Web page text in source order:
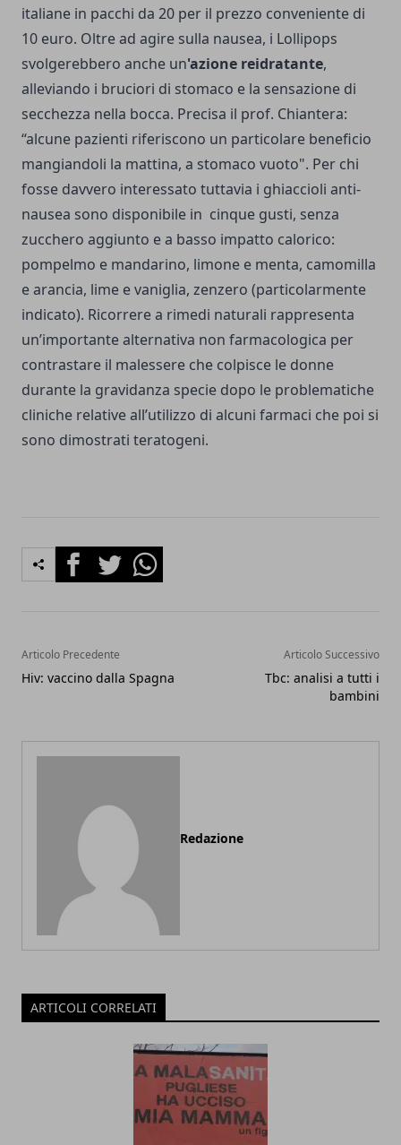
italiane in pacchi da 20 per il prezzo conveniente di
10 euro. Oltre ad agire sulla nausea, i Lollipops
svolgerebbero anche un'azione reidratante,
alleviando i bruciori di stomaco e la sensazione di
secchezza nella bocca. Precisa il prof. Chiantera:
“alcune pazienti riferiscono un particolare beneficio
mangiandoli la mattina, a stomaco vuoto". Per chi
fosse davvero interessato tuttavia i ghiaccioli anti-
nausea sono disponibile in cinque gusti, senza
zucchero aggiunto e a basso impatto calorico:
pompelmo e mandarino, limone e menta, camomilla
e arancia, lime e vaniglia, zenzero (particolarmente
indicato). Ricorrere a rimedi naturali rappresenta
un’importante alternativa non farmacologica per
contrastare il malessere che colpisce le donne
durante la gravidanza specie dopo le problematiche
cliniche relative all’utilizzo di alcuni farmaci che poi si
sono dimostrati teratogeni.
FacebookTwitterWhatsapp
Articolo Precedente
Hiv: vaccino dalla Spagna
Articolo Successivo
Tbc: analisi a tutti i
bambini
Redazione
ARTICOLI CORRELATI